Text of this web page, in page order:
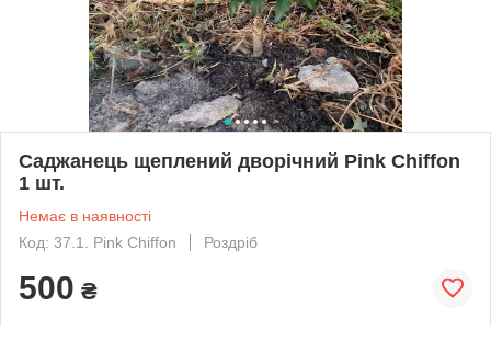
Саджанець щеплений дворічний Pink Chiffon
1 шт.
Немає в наявності
Код: 37.1. Pink Chiffon
Роздріб
500 ₴